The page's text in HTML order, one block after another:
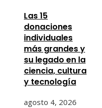
Las 15
donaciones
individuales
más grandes y
su legado en la
ciencia, cultura
y tecnología
agosto 4, 2026